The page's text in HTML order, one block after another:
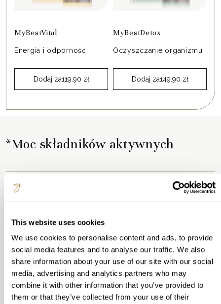
This website uses cookies
We use cookies to personalise content and ads, to provide
social media features and to analyse our traffic. We also
share information about your use of our site with our social
media, advertising and analytics partners who may
combine it with other information that you’ve provided to
them or that they’ve collected from your use of their
MyBestVital
Energia i odporność
Dodaj za119.90 zł
MyBestDetox
Oczyszczanie organizmu
Dodaj za149.90 zł
*Moc składników aktywnych
czujność. Naturalny składnik obecny w kawie i herbacie o
dobrze poznanym działaniu.
Ekstrakt z nasion guarany